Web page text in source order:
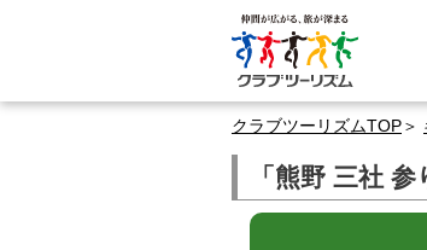
クラブツーリズムTOP
「熊野 三社